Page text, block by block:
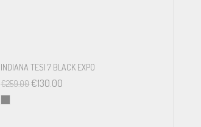
INDIANA TESI 7 BLACK EXPO
€259.00€130.00